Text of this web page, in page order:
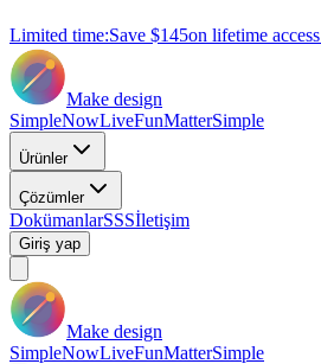
Limited time:Save $145on lifetime access
Make design
SimpleNowLiveFunMatterSimple
Ürünler
Çözümler
DokümanlarSSSİletişim
Giriş yap
Make design
SimpleNowLiveFunMatterSimple